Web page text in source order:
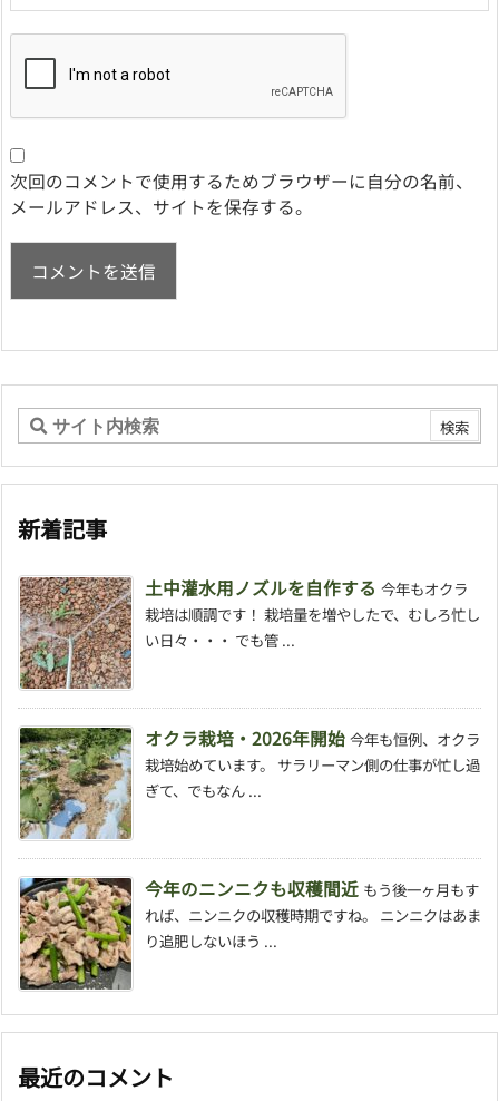
次回のコメントで使用するためブラウザーに自分の名前、
メールアドレス、サイトを保存する。
新着記事
土中灌水用ノズルを自作する 今年もオクラ
栽培は順調です！ 栽培量を増やしたで、むしろ忙し
い日々・・・ でも管 ...
オクラ栽培・2026年開始 今年も恒例、オクラ
栽培始めています。 サラリーマン側の仕事が忙し過
ぎて、でもなん ...
今年のニンニクも収穫間近 もう後一ヶ月もす
れば、ニンニクの収穫時期ですね。 ニンニクはあま
り追肥しないほう ...
最近のコメント